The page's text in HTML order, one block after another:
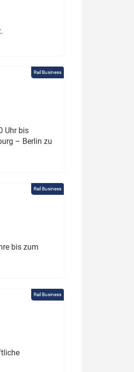
Rail Business
Uhr bis
– Berlin zu
Rail Business
bis zum
Rail Business